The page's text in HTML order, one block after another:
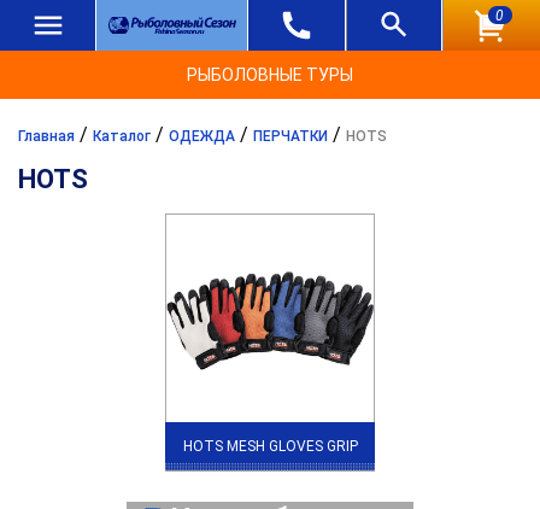
0
РЫБОЛОВНЫЕ ТУРЫ
Главная / Каталог / ОДЕЖДА / ПЕРЧАТКИ / HOTS
HOTS
HOTS MESH GLOVES GRIP